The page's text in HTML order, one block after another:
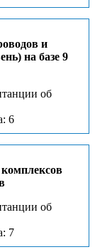
и
на базе 9
об
6
об
7